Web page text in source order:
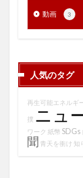
動画 3
人気のタグ
再生可能エネルギ
撲 ニュ
ワーク 紙幣 SDGs
聞 青天を衝け 知